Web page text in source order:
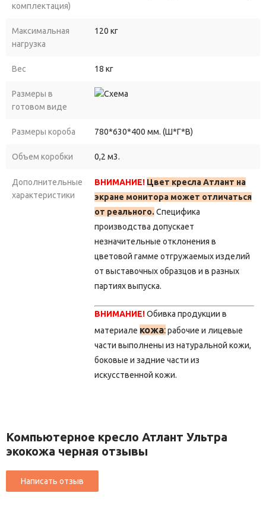
комплектация)
Максимальная
нагрузка
120 кг
Вес 18 кг
Размеры в
готовом виде
Размеры короба 780*630*400 мм. (Ш*Г*В)
Объем коробки 0,2 м3.
Дополнительные
характеристики
ВНИМАНИЕ! Цвет кресла Атлант на
экране монитора может отличаться
от реального. Специфика
производства допускает
незначительные отклонения в
цветовой гамме отгружаемых изделий
от выставочных образцов и в разных
партиях выпуска.
ВНИМАНИЕ!Обивка продукции в
материале кожа:рабочие и лицевые
части выполнены из натуральной кожи,
боковые и задние части из
искусственной кожи.
Компьютерное кресло Атлант Ультра
экокожа черная отзывы